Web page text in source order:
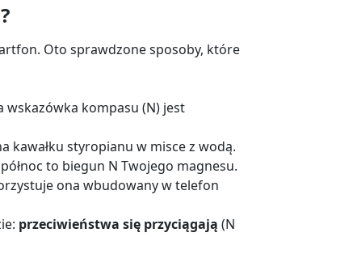
Oto sprawdzone sposoby, które
wskazówka kompasu (N) jest
kawałku styropianu w misce z wodą.
to biegun N Twojego magnesu.
ona wbudowany w telefon
przeciwieństwa się przyciągają (N